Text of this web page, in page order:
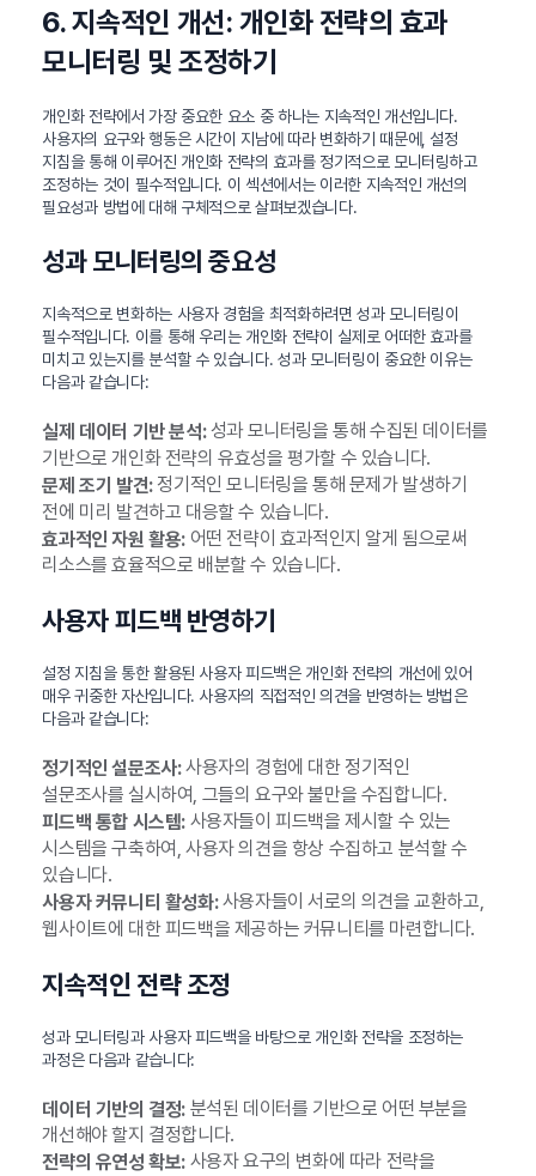
6. 지속적인 개선: 개인화 전략의 효과
모니터링 및 조정하기
개인화 전략에서 가장 중요한 요소 중 하나는 지속적인 개선입니다.
사용자의 요구와 행동은 시간이 지남에 따라 변화하기 때문에, 설정
지침을 통해 이루어진 개인화 전략의 효과를 정기적으로 모니터링하고
조정하는 것이 필수적입니다. 이 섹션에서는 이러한 지속적인 개선의
필요성과 방법에 대해 구체적으로 살펴보겠습니다.
성과 모니터링의 중요성
지속적으로 변화하는 사용자 경험을 최적화하려면 성과 모니터링이
필수적입니다. 이를 통해 우리는 개인화 전략이 실제로 어떠한 효과를
미치고 있는지를 분석할 수 있습니다. 성과 모니터링이 중요한 이유는
다음과 같습니다:
실제 데이터 기반 분석:성과 모니터링을 통해 수집된 데이터를
기반으로 개인화 전략의 유효성을 평가할 수 있습니다.
문제 조기 발견:정기적인 모니터링을 통해 문제가 발생하기
전에 미리 발견하고 대응할 수 있습니다.
효과적인 자원 활용:어떤 전략이 효과적인지 알게 됨으로써
리소스를 효율적으로 배분할 수 있습니다.
사용자 피드백 반영하기
설정 지침을 통한 활용된 사용자 피드백은 개인화 전략의 개선에 있어
매우 귀중한 자산입니다. 사용자의 직접적인 의견을 반영하는 방법은
다음과 같습니다:
정기적인 설문조사:사용자의 경험에 대한 정기적인
설문조사를 실시하여, 그들의 요구와 불만을 수집합니다.
피드백 통합 시스템:사용자들이 피드백을 제시할 수 있는
시스템을 구축하여, 사용자 의견을 항상 수집하고 분석할 수
있습니다.
사용자 커뮤니티 활성화:사용자들이 서로의 의견을 교환하고,
웹사이트에 대한 피드백을 제공하는 커뮤니티를 마련합니다.
지속적인 전략 조정
성과 모니터링과 사용자 피드백을 바탕으로 개인화 전략을 조정하는
과정은 다음과 같습니다:
데이터 기반의 결정:분석된 데이터를 기반으로 어떤 부분을
개선해야 할지 결정합니다.
전략의 유연성 확보:사용자 요구의 변화에 따라 전략을